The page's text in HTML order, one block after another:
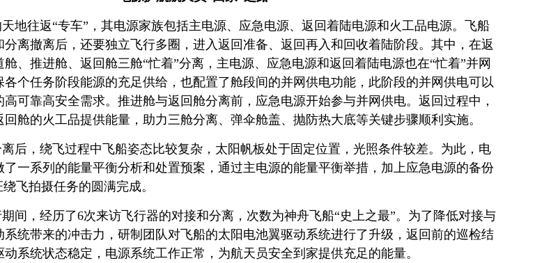
地往返“专车”，其电源家族包括主电源、应急电源、返回着陆电源和火工品电源。飞船
离撤离后，还要独立飞行多圈，进入返回准备、返回再入和回收着陆阶段。其中，在返
、推进舱、返回舱三舱“忙着”分离，主电源、应急电源和返回着陆电源也在“忙着”并网
个任务阶段能源的充足供给，也配置了舱段间的并网供电功能，此阶段的并网供电可以
可靠高安全需求。推进舱与返回舱分离前，应急电源开始参与并网供电。返回过程中，
舱的火工品提供能量，助力三舱分离、弹伞舱盖、抛防热大底等关键步骤顺利实施。
离后，绕飞过程中飞船姿态比较复杂，太阳帆板处于固定位置，光照条件较差。为此，电
一系列的能量平衡分析和处置预案，通过主电源的能量平衡举措，加上应急电源的备份
飞拍摄任务的圆满完成。
间，经历了6次来访飞行器的对接和分离，次数为神舟飞船“史上之最”。为了降低对接与
统带来的冲击力，研制团队对飞船的太阳电池翼驱动系统进行了升级，返回前的巡检结
系统状态稳定，电源系统工作正常，为航天员安全到家提供充足的能量。